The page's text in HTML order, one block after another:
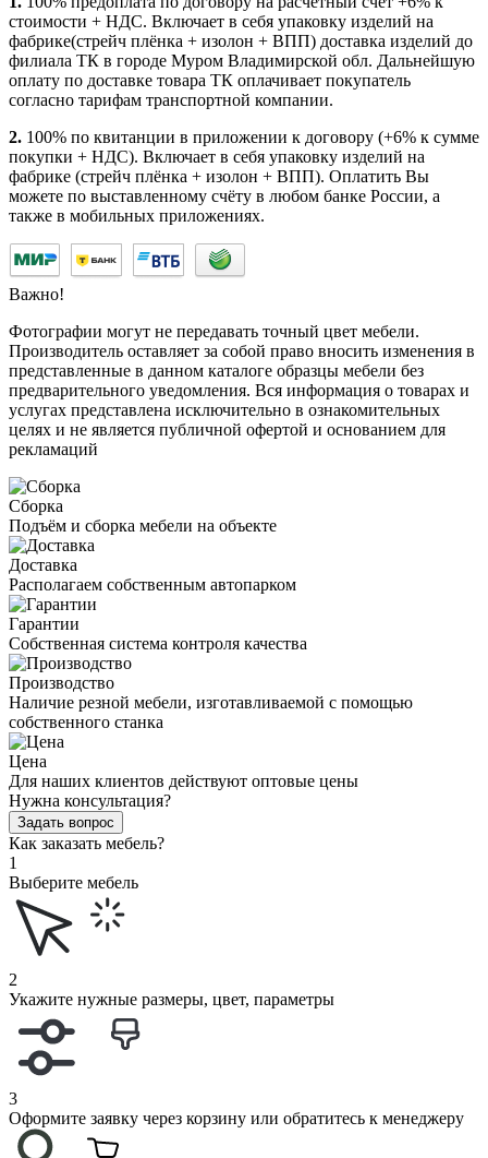
стоимости + НДС. Включает в себя упаковку изделий на
фабрике(стрейч плёнка + изолон + ВПП) доставка изделий до
филиала ТК в городе Муром Владимирской обл. Дальнейшую
оплату по доставке товара ТК оплачивает покупатель
согласно тарифам транспортной компании.
2. 100% по квитанции в приложении к договору (+6% к сумме
покупки + НДС). Включает в себя упаковку изделий на
фабрике (стрейч плёнка + изолон + ВПП). Оплатить Вы
можете по выставленному счёту в любом банке России, а
также в мобильных приложениях.
Важно!
Фотографии могут не передавать точный цвет мебели.
Производитель оставляет за собой право вносить изменения в
представленные в данном каталоге образцы мебели без
предварительного уведомления. Вся информация о товарах и
услугах представлена исключительно в ознакомительных
целях и не является публичной офертой и основанием для
рекламаций
Сборка
Подъём и сборка мебели на объекте
Доставка
Располагаем собственным автопарком
Гарантии
Собственная система контроля качества
Производство
Наличие резной мебели, изготавливаемой с помощью
собственного станка
Цена
Для наших клиентов действуют оптовые цены
Нужна консультация?
Задать вопрос
Как заказать мебель?
1
Выберите мебель
2
Укажите нужные размеры, цвет, параметры
3
Оформите заявку через корзину или обратитесь к менеджеру